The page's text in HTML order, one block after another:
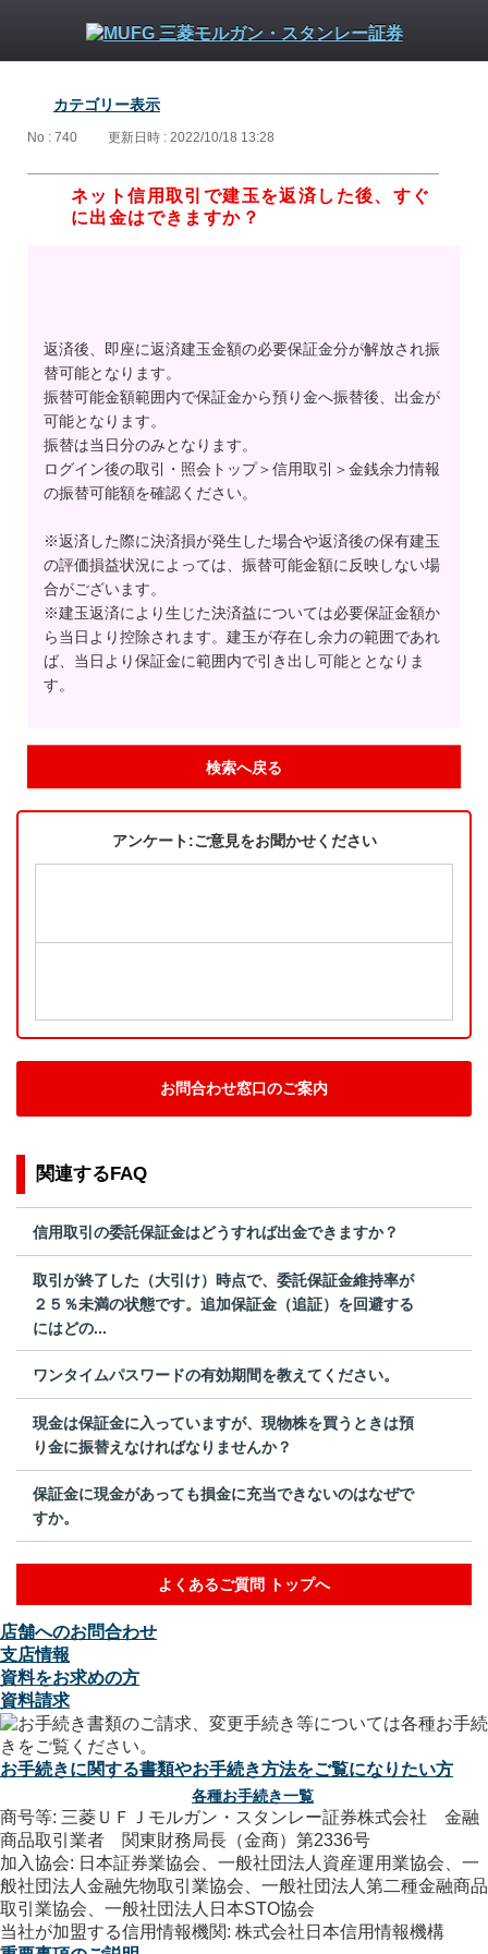
カテゴリー表示
No : 740 更新日時 : 2022/10/18 13:28
ネット信用取引で建玉を返済した後、すぐ
に出金はできますか？
返済後、即座に返済建玉金額の必要保証金分が解放され振
替可能となります。
振替可能金額範囲内で保証金から預り金へ振替後、出金が
可能となります。
振替は当日分のみとなります。
ログイン後の取引・照会トップ＞信用取引＞金銭余力情報
の振替可能額を確認ください。
※返済した際に決済損が発生した場合や返済後の保有建玉
の評価損益状況によっては、振替可能金額に反映しない場
合がございます。
※建玉返済により生じた決済益については必要保証金額か
ら当日より控除されます。建玉が存在し余力の範囲であれ
ば、当日より保証金に範囲内で引き出し可能ととなりま
す。
検索へ戻る
アンケート:ご意見をお聞かせください
お問合わせ窓口のご案内
関連するFAQ
信用取引の委託保証金はどうすれば出金できますか？
取引が終了した（大引け）時点で、委託保証金維持率が
２５％未満の状態です。追加保証金（追証）を回避する
にはどの...
ワンタイムパスワードの有効期間を教えてください。
現金は保証金に入っていますが、現物株を買うときは預
り金に振替えなければなりませんか？
保証金に現金があっても損金に充当できないのはなぜで
すか。
よくあるご質問 トップへ
店舗へのお問合わせ
支店情報
資料をお求めの方
資料請求
お手続きに関する書類やお手続き方法をご覧になりたい方
各種お手続き一覧
商号等: 三菱ＵＦＪモルガン・スタンレー証券株式会社 金融
商品取引業者 関東財務局長（金商）第2336号
加入協会: 日本証券業協会、一般社団法人資産運用業協会、一
般社団法人金融先物取引業協会、一般社団法人第二種金融商品
取引業協会、一般社団法人日本STO協会
当社が加盟する信用情報機関: 株式会社日本信用情報機構